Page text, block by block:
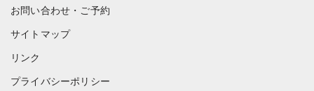
プ
お問い合わせ・ご予約
サイトマップ
リンク
プライバシーポリシー